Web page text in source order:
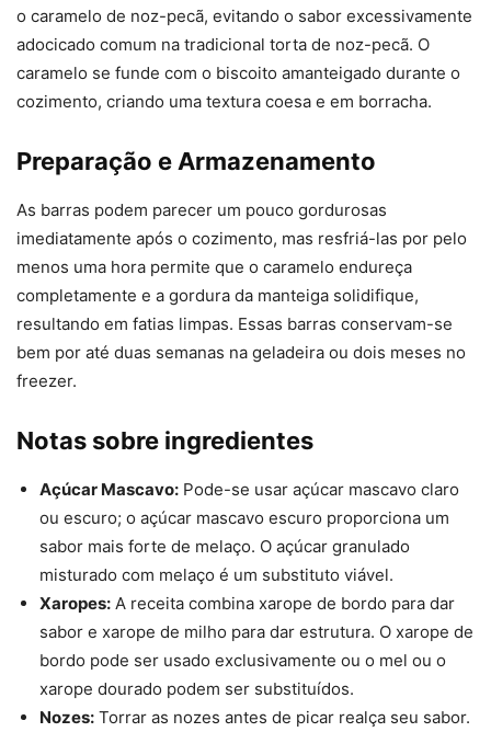
o caramelo de noz-pecã, evitando o sabor excessivamente
adocicado comum na tradicional torta de noz-pecã. O
caramelo se funde com o biscoito amanteigado durante o
cozimento, criando uma textura coesa e em borracha.
Preparação e Armazenamento
As barras podem parecer um pouco gordurosas
imediatamente após o cozimento, mas resfriá-las por pelo
menos uma hora permite que o caramelo endureça
completamente e a gordura da manteiga solidifique,
resultando em fatias limpas. Essas barras conservam-se
bem por até duas semanas na geladeira ou dois meses no
freezer.
Notas sobre ingredientes
Açúcar Mascavo: Pode-se usar açúcar mascavo claro
ou escuro; o açúcar mascavo escuro proporciona um
sabor mais forte de melaço. O açúcar granulado
misturado com melaço é um substituto viável.
Xaropes: A receita combina xarope de bordo para dar
sabor e xarope de milho para dar estrutura. O xarope de
bordo pode ser usado exclusivamente ou o mel ou o
xarope dourado podem ser substituídos.
Nozes: Torrar as nozes antes de picar realça seu sabor.